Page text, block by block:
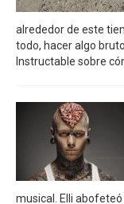
alrededor de este
todo, hacer algo
Instructable sobre
musical. Elli